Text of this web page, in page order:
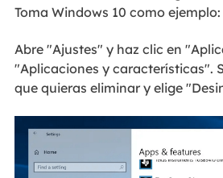
Toma Windows 10 como ejemplo:
Abre "Ajustes" y haz clic en
"Aplicaciones y características".
que quieras eliminar y elige